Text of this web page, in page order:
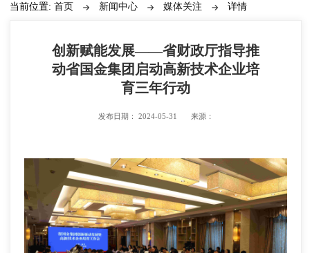
当前位置: 首页 新闻中心 媒体关注 详情
创新赋能发展——省财政厅指导推
动省国金集团启动高新技术企业培
育三年行动
发布日期： 2024-05-31 来源：